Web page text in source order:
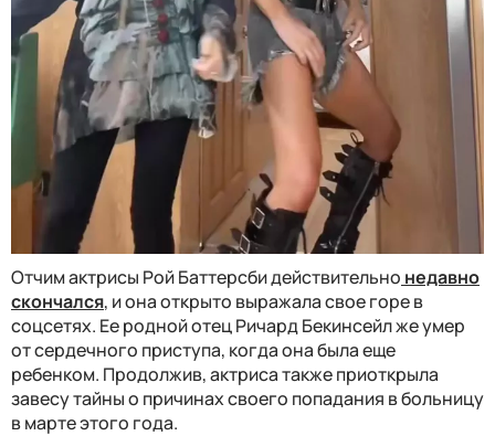
Отчим актрисы Рой Баттерсби действительно недавно
скончался, и она открыто выражала свое горе в
соцсетях. Ее родной отец Ричард Бекинсейл же умер
от сердечного приступа, когда она была еще
ребенком. Продолжив, актриса также приоткрыла
завесу тайны о причинах своего попадания в больницу
в марте этого года.